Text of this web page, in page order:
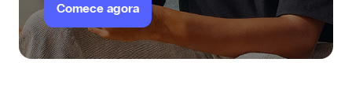
Comece agora